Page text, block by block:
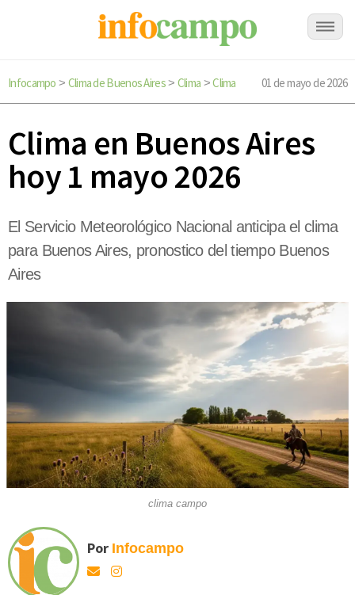
Infocampo > Clima de Buenos Aires> Clima >Clima 01 de mayo de 2026
Clima en Buenos Aires
hoy 1 mayo 2026
El Servicio Meteorológico Nacional anticipa el clima
para Buenos Aires, pronostico del tiempo Buenos
Aires
clima campo
Por Infocampo